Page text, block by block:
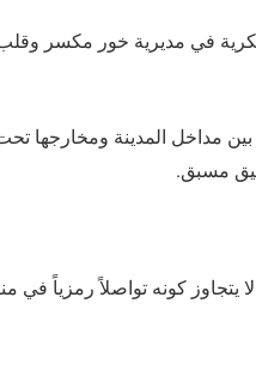
في مديرية خور مكسر وقلب
بين مداخل المدينة ومخارجها
مسبق.
يتجاوز كونه تواصلاً رمزياً